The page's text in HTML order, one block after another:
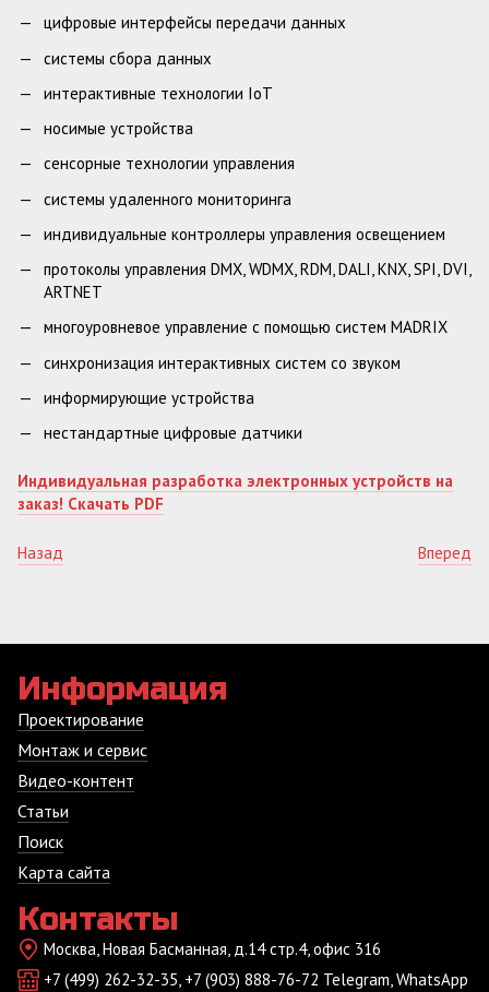
цифровые интерфейсы передачи данных
системы сбора данных
интерактивные технологии IoT
носимые устройства
сенсорные технологии управления
системы удаленного мониторинга
индивидуальные контроллеры управления освещением
протоколы управления DMX, WDMX, RDM, DALI, KNX, SPI, DVI,
ARTNET
многоуровневое управление с помощью систем MADRIX
синхронизация интерактивных систем со звуком
информирующие устройства
нестандартные цифровые датчики
Индивидуальная разработка электронных устройств на
заказ! Скачать PDF
Назад Вперед
Информация
Проектирование
Монтаж и сервис
Видео-контент
Статьи
Поиск
Карта сайта
Контакты
Москва, Новая Басманная, д.14 стр.4, офис 316
+7 (499) 262-32-35, +7 (903) 888-76-72 Telegram, WhatsApp